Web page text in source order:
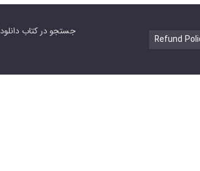
SEARCH جستجو در کتاب دانلود